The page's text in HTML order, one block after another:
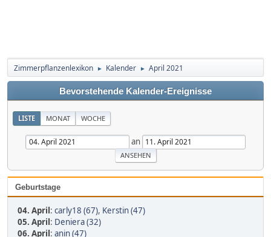
Zimmerpflanzenlexikon ► Kalender ► April 2021
Bevorstehende Kalender-Ereignisse
LISTE MONAT WOCHE
an
Geburtstage
04. April: carly18 (67), Kerstin (47)
05. April: Deniera (32)
06. April: anin (47)